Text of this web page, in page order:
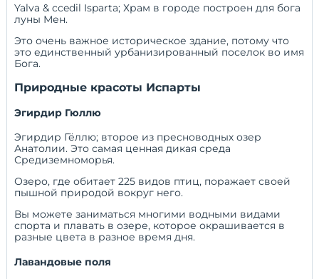
Yalva & ccedil Isparta; Храм в городе построен для бога
луны Мен.
Это очень важное историческое здание, потому что
это единственный урбанизированный поселок во имя
Бога.
Природные красоты Испарты
Эгирдир Гюллю
Эгирдир Гёллю; второе из пресноводных озер
Анатолии. Это самая ценная дикая среда
Средиземноморья.
Озеро, где обитает 225 видов птиц, поражает своей
пышной природой вокруг него.
Вы можете заниматься многими водными видами
спорта и плавать в озере, которое окрашивается в
разные цвета в разное время дня.
Лавандовые поля